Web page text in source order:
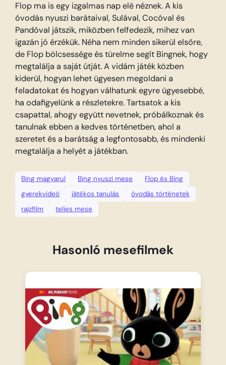
Flop ma is egy izgalmas nap elé néznek. A kis
óvodás nyuszi barátaival, Sulával, Cocóval és
Pandóval játszik, miközben felfedezik, mihez van
igazán jó érzékük. Néha nem minden sikerül elsőre,
de Flop bölcsessége és türelme segít Bingnek, hogy
megtalálja a saját útját. A vidám játék közben
kiderül, hogyan lehet ügyesen megoldani a
feladatokat és hogyan válhatunk egyre ügyesebbé,
ha odafigyelünk a részletekre. Tartsatok a kis
csapattal, ahogy együtt nevetnek, próbálkoznak és
tanulnak ebben a kedves történetben, ahol a
szeretet és a barátság a legfontosabb, és mindenki
megtalálja a helyét a játékban.
Bing magyarul Bing nyuszi mese
Flop és Bing
gyerekvideó
játékos tanulás
óvodás történetek
rajzfilm
teljes mese
Hasonló mesefilmek